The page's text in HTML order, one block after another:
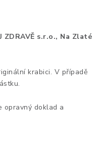
Showroom
ZDRAVĚ s.r.o., Na Zlaté
krabici. V případě
opravný doklad a